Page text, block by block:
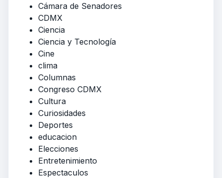
Cámara de Senadores
CDMX
Ciencia
Ciencia y Tecnología
Cine
clima
Columnas
Congreso CDMX
Cultura
Curiosidades
Deportes
educacion
Elecciones
Entretenimiento
Espectaculos